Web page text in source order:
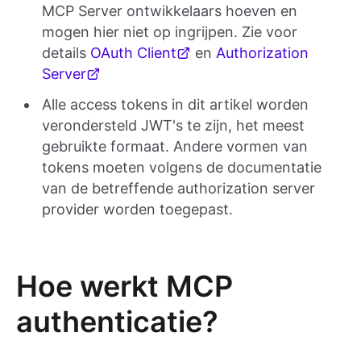
MCP Server ontwikkelaars hoeven en
mogen hier niet op ingrijpen. Zie voor
details OAuth Client en Authorization
Server
Alle access tokens in dit artikel worden
verondersteld JWT's te zijn, het meest
gebruikte formaat. Andere vormen van
tokens moeten volgens de documentatie
van de betreffende authorization server
provider worden toegepast.
Hoe werkt MCP
authenticatie?